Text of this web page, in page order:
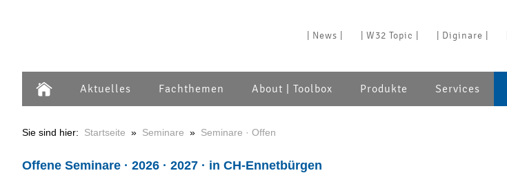
| News | | W32 Topic | | Diginare |
Aktuelles Fachthemen About | Toolbox Produkte Services
Sie sind hier: Startseite » Seminare » Seminare · Offen
Offene Seminare · 2026 · 2027 · in CH-Ennetbürgen